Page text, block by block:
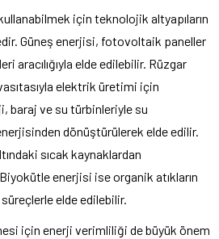
için teknolojik altyapıların
Güneş enerjisi, fotovoltaik paneller
aracılığıyla elde edilebilir. Rüzgar
elektrik üretimi için
baraj ve su türbinleriyle su
dönüştürülerek elde edilir.
sıcak kaynaklardan
enerjisi ise organik atıkların
elde edilebilir.
için enerji verimliliği de büyük önem